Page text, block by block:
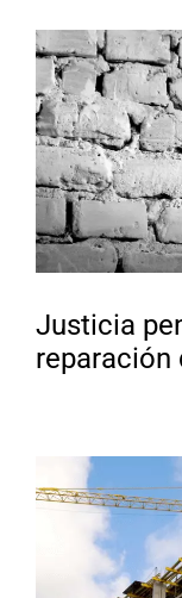
Justicia
reparación